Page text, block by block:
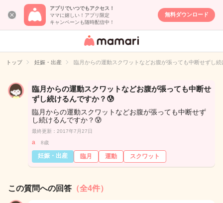
アプリでいつでもアクセス！
ママに嬉しい！アプリ限定
キャンペーンも随時配信中！
無料ダウンロード
女性専用匿名QA
イト
トップ 妊娠・出産 臨月からの運動スクワットなどお腹が張っても中断せずし
臨月からの運動スクワットなどお腹が張っても中断せ
ずし続けるんですか？😰
臨月からの運動スクワットなどお腹が張っても中断せず
し続けるんですか？😰
最終更新：2017年7月27日
a 8歳
妊娠・出産 臨月 運動 スクワット
この質問への回答 （全4件）